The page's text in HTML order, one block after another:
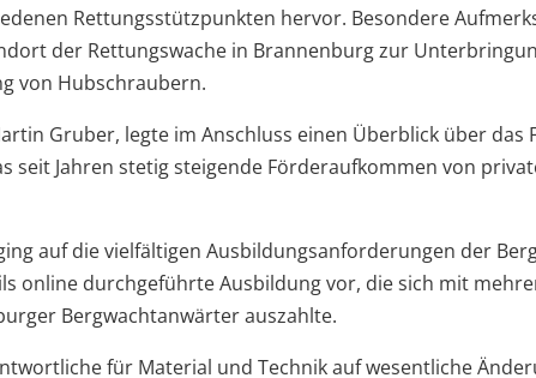
Rettungsstützpunkten hervor. Besondere
der Rettungswache in Brannenburg zur
von Hubschraubern.
Gruber, legte im Anschluss einen Überblick über
seit Jahren stetig steigende Förderaufkommen von
auf die vielfältigen Ausbildungsanforderungen der
online durchgeführte Ausbildung vor, die sich mit
Bergwachtanwärter auszahlte.
für Material und Technik auf wesentliche